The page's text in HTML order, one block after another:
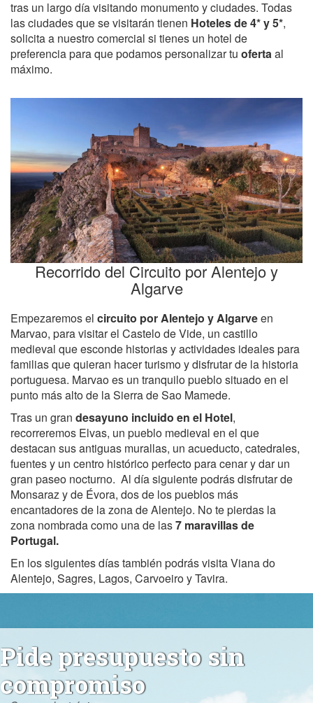
tras un largo día visitando monumento y ciudades. Todas
las ciudades que se visitarán tienen Hoteles de 4* y 5*,
solicita a nuestro comercial si tienes un hotel de
preferencia para que podamos personalizar tu ofertaal
máximo.
Recorrido del Circuito por Alentejo y
Algarve
Empezaremos el circuito por Alentejo y Algarveen
Marvao, para visitar el Castelo de Vide, un castillo
medieval que esconde historias y actividades ideales para
familias que quieran hacer turismo y disfrutar de la historia
portuguesa. Marvao es un tranquilo pueblo situado en el
punto más alto de la Sierra de Sao Mamede.
Tras un gran desayuno incluido en el Hotel,
recorreremos Elvas, un pueblo medieval en el que
destacan sus antiguas murallas, un acueducto, catedrales,
fuentes y un centro histórico perfecto para cenar y dar un
gran paseo nocturno. Al día siguiente podrás disfrutar de
Monsaraz y de Évora, dos de los pueblos más
encantadores de la zona de Alentejo. No te pierdas la
zona nombrada como una de las7 maravillas de
Portugal.
En los siguientes días también podrás visita Viana do
Alentejo, Sagres, Lagos, Carvoeiro y Tavira.
Pide presupuesto sin
compromiso